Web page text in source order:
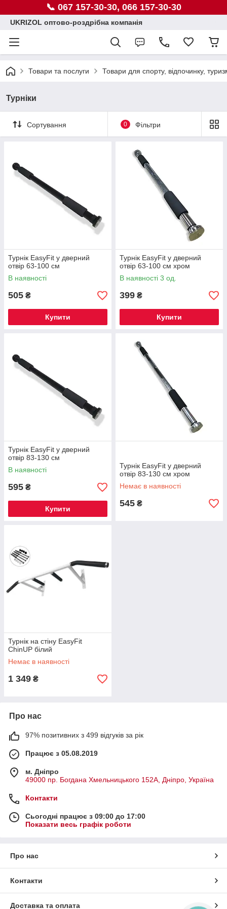
📞 067 157-30-30, 066 157-30-30
UKRIZOL оптово-роздрібна компанія
Товари та послуги Товари для спорту, відпочинку,
Турніки
Сортування 0 Фільтри
Турнік EasyFit у дверний
отвір 63-100 см
В наявності
505 ₴
Купити
Турнік EasyFit у дверний
отвір 63-100 см хром
В наявності 3 од.
399 ₴
Купити
Турнік EasyFit у дверний
отвір 83-130 см
В наявності
595 ₴
Купити
Турнік EasyFit у дверний
отвір 83-130 см хром
Немає в наявності
545 ₴
Турнік на стіну EasyFit
ChinUP білий
Немає в наявності
1 349 ₴
Про нас
97% позитивних з 499 відгуків за рік
Працює з 05.08.2019
м. Дніпро
49000 пр. Богдана Хмельницького 152А, Дніпро, Україна
Контакти
Сьогодні працює з 09:00 до 17:00
Показати весь графік роботи
Про нас
Контакти
Доставка та оплата